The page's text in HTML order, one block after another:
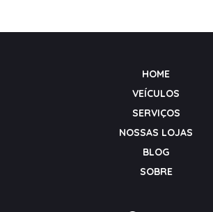
HOME
VEÍCULOS
SERVIÇOS
NOSSAS LOJAS
BLOG
SOBRE